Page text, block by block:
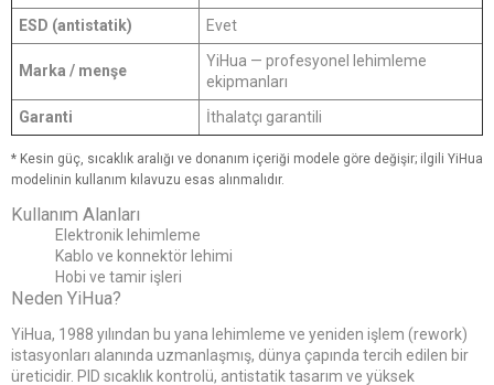
ESD (antistatik)
Evet
Marka / menşe
YiHua — profesyonel lehimleme
ekipmanları
Garanti
İthalatçı garantili
* Kesin güç, sıcaklık aralığı ve donanım içeriği modele göre değişir; ilgili YiHua
modelinin kullanım kılavuzu esas alınmalıdır.
Kullanım Alanları
Elektronik lehimleme
Kablo ve konnektör lehimi
Hobi ve tamir işleri
Neden YiHua?
YiHua, 1988 yılından bu yana lehimleme ve yeniden işlem (rework)
istasyonları alanında uzmanlaşmış, dünya çapında tercih edilen bir
üreticidir. PID sıcaklık kontrolü, antistatik tasarım ve yüksek